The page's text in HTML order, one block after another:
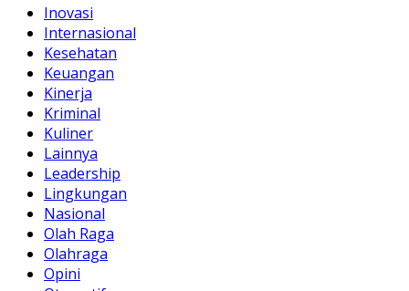
Inovasi
Internasional
Kesehatan
Keuangan
Kinerja
Kriminal
Kuliner
Lainnya
Leadership
Lingkungan
Nasional
Olah Raga
Olahraga
Opini